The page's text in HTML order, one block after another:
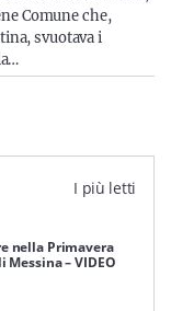
Comune che,
svuotava i
I più letti
nella Primavera
– VIDEO